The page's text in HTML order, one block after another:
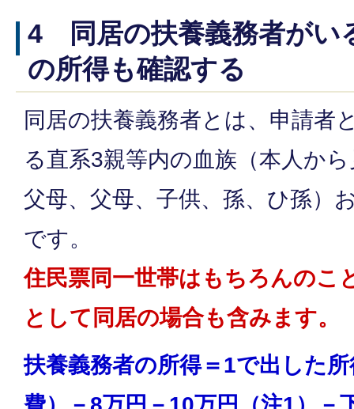
4 同居の扶養義務者がい
の所得も確認する
同居の扶養義務者とは、申請者
る直系3親等内の血族（本人か
父母、父母、子供、孫、ひ孫）
です。
住民票同一世帯はもちろんのこ
として同居の場合も含みます。
扶養義務者の所得＝1で出した